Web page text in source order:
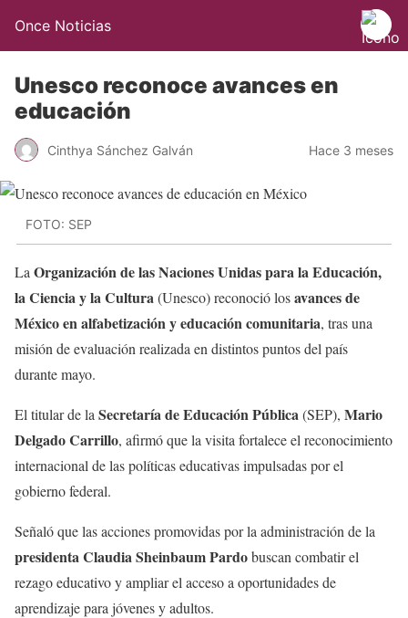
Once Noticias
Unesco reconoce avances en
educación
Cinthya Sánchez Galván Hace 3 meses
FOTO: SEP
La Organización de las Naciones Unidas para la Educación,
la Ciencia y la Cultura(Unesco) reconoció losavances de
México en alfabetización y educación comunitaria, tras una
misión de evaluación realizada en distintos puntos del país
durante mayo.
El titular de la Secretaría de Educación Pública(SEP), Mario
Delgado Carrillo, afirmó que la visita fortalece el reconocimiento
internacional de las políticas educativas impulsadas por el
gobierno federal.
Señaló que las acciones promovidas por la administración de la
presidenta Claudia Sheinbaum Pardobuscan combatir el
rezago educativo y ampliar el acceso a oportunidades de
aprendizaje para jóvenes y adultos.